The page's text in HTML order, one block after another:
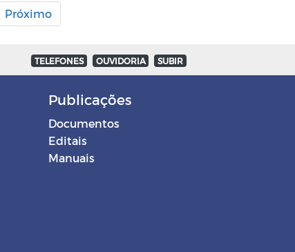
Próximo
TELEFONES OUVIDORIA SUBIR
Publicações
Documentos
Editais
Manuais